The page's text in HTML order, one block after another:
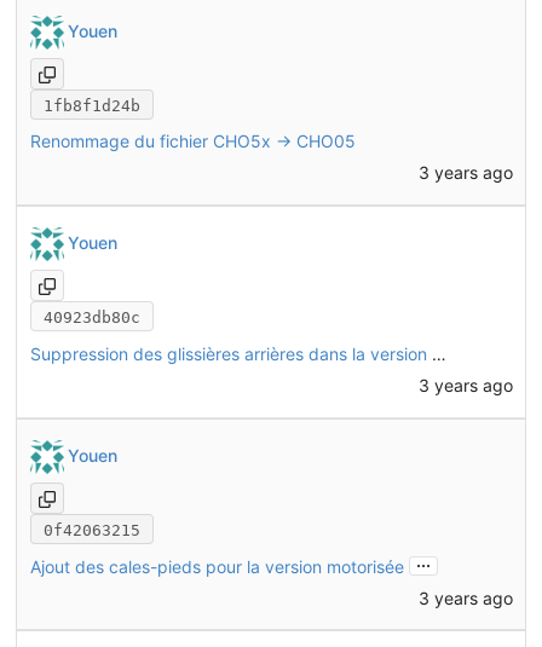
Youen
1fb8f1d24b
Renommage du fichier CHO5x -> CHO05
3 years ago
Youen
40923db80c
Suppression des glissières arrières dans la version motorisée
3 years ago
Youen
0f42063215
Ajout des cales-pieds pour la version motorisée ...
3 years ago